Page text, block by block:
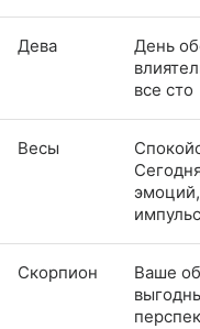
Дева
День
все сто
Весы
Скорпион
Ваше